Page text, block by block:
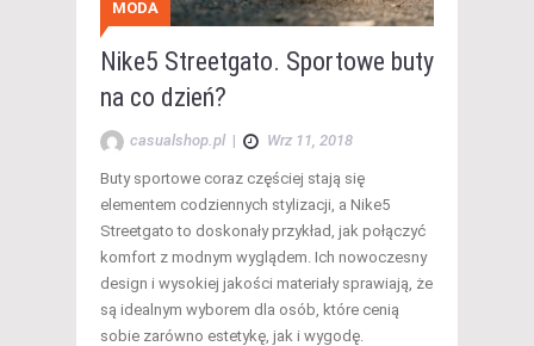
MODA
Nike5 Streetgato. Sportowe buty
na co dzień?
casualshop.pl | Wrz 11, 2018
Buty sportowe coraz częściej stają się
elementem codziennych stylizacji, a Nike5
Streetgato to doskonały przykład, jak połączyć
komfort z modnym wyglądem. Ich nowoczesny
design i wysokiej jakości materiały sprawiają, że
są idealnym wyborem dla osób, które cenią
sobie zarówno estetykę, jak i wygodę.